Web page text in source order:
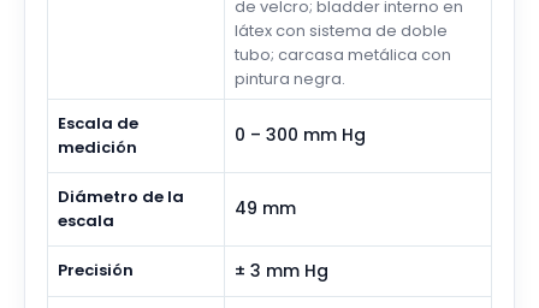
de velcro; bladder interno en
látex con sistema de doble
tubo; carcasa metálica con
pintura negra.
Escala de
medición
0 – 300 mm Hg
Diámetro de la
escala
49 mm
Precisión ± 3 mm Hg